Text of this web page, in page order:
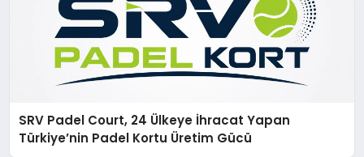
SRV Padel Court, 24 Ülkeye İhracat Yapan
Türkiye’nin Padel Kortu Üretim Gücü